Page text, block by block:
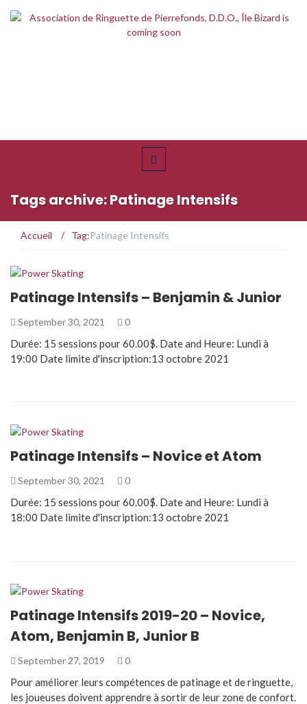
Tags archive: Patinage Intensifs
Accueil / Tag:Patinage Intensifs
Patinage Intensifs – Benjamin & Junior
September 30, 2021 0
Durée: 15 sessions pour 60.00$. Date and Heure: Lundi à
19:00 Date limite d'inscription:13 octobre 2021
Patinage Intensifs – Novice et Atom
September 30, 2021 0
Durée: 15 sessions pour 60.00$. Date and Heure: Lundi à
18:00 Date limite d'inscription:13 octobre 2021
Patinage Intensifs 2019-20 – Novice,
Atom, Benjamin B, Junior B
September 27, 2019 0
Pour améliorer leurs compétences de patinage et de ringuette,
les joueuses doivent apprendre à sortir de leur zone de confort.